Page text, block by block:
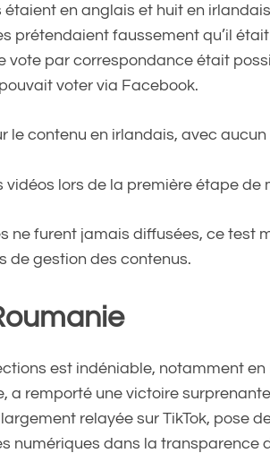
en anglais et huit en
prétendaient faussement qu’il
vote par correspondance était
voter via Facebook.
le contenu en irlandais, avec
vidéos lors de la première étape de
ne furent jamais diffusées, ce test
de gestion des contenus.
est indéniable, notamment en
remporté une victoire
relayée sur TikTok, pose
numériques dans la transparence